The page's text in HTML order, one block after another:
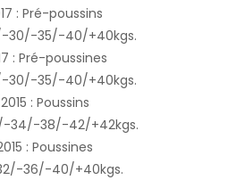
: Pré-poussins
30/-35/-40/+40kgs.
: Pré-poussines
30/-35/-40/+40kgs.
: Poussins
34/-38/-42/+42kgs.
: Poussines
36/-40/+40kgs.